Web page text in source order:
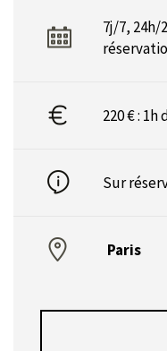
7j/7, 24h/
220 € :
Sur
Paris